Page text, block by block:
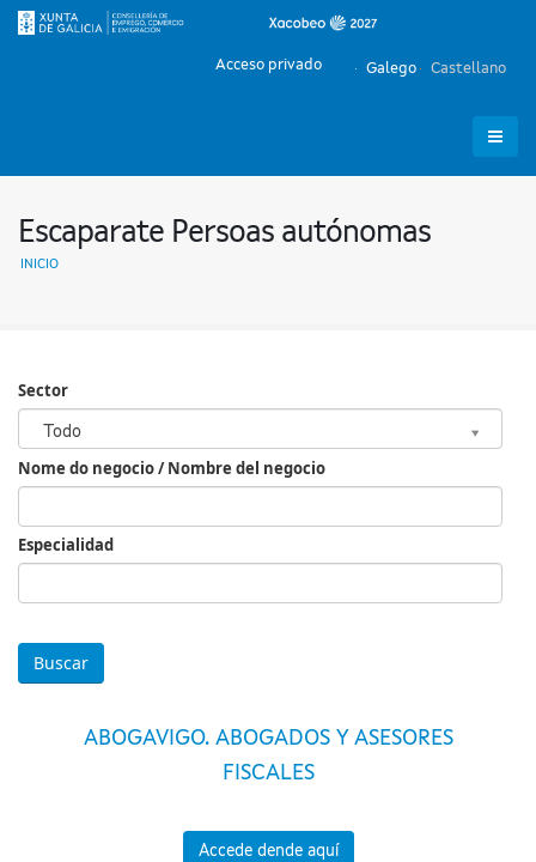
Galego Castellano
Acceso privado
Escaparate Persoas autónomas
INICIO
Sector
Todo
Sector
Nome do negocio / Nombre del negocio
Especialidad
ABOGAVIGO. ABOGADOS Y ASESORES
FISCALES
Accede dende aquí